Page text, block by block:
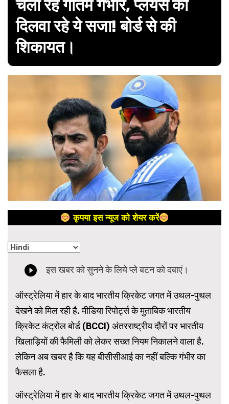
चला रहे गौतम गंभीर, प्लेयर्स को
दिलवा रहे ये सजा! बोर्ड से की
शिकायत।
कृपया इस न्यूज को शेयर करें
ऑस्ट्रेलिया में हार के बाद भारतीय क्रिकेट जगत में उथल-पुथल
देखने को मिल रही है. मीडिया रिपोर्ट्स के मुताबिक भारतीय
क्रिकेट कंट्रोल बोर्ड (BCCI) अंतरराष्ट्रीय दौरों पर भारतीय
खिलाड़ियों की फैमिली को लेकर सख्त नियम निकालने वाला है.
लेकिन अब खबर है कि यह बीसीसीआई का नहीं बल्कि गंभीर का
फैसला है.
ऑस्ट्रेलिया में हार के बाद भारतीय क्रिकेट जगत में उथल-पुथल